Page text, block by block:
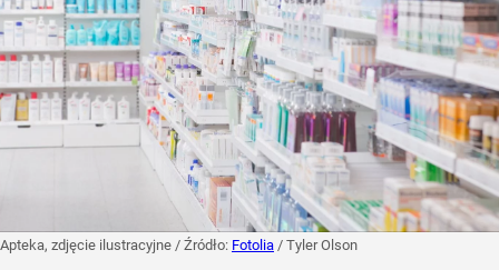
Apteka, zdjęcie ilustracyjne / Źródło: Fotolia / Tyler Olson